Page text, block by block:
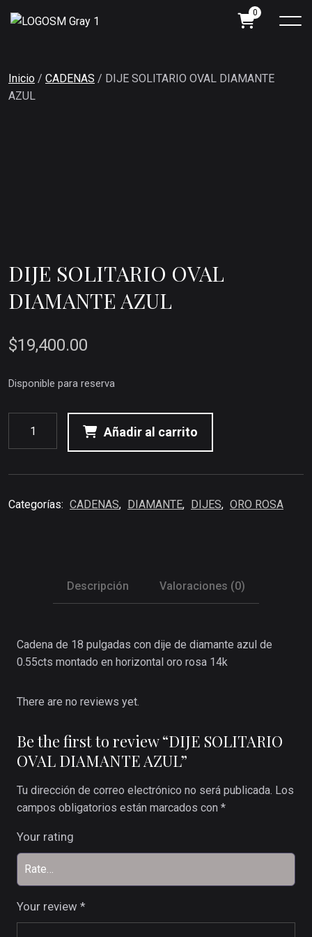
0
Inicio / CADENAS / DIJE SOLITARIO OVAL DIAMANTE
AZUL
DIJE SOLITARIO OVAL
DIAMANTE AZUL
$19,400.00
Disponible para reserva
Añadir al carrito
Categorías: CADENAS, DIAMANTE, DIJES, ORO ROSA
Descripción Valoraciones (0)
Cadena de 18 pulgadas con dije de diamante azul de
0.55cts montado en horizontal oro rosa 14k
There are no reviews yet.
Be the first to review “DIJE SOLITARIO
OVAL DIAMANTE AZUL”
Tu dirección de correo electrónico no será publicada. Los
campos obligatorios están marcados con *
Your rating
Your review *